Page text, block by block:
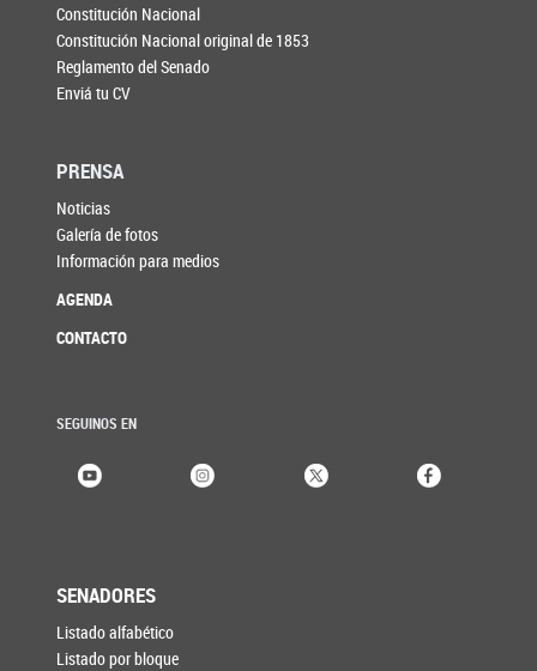
Constitución Nacional
Constitución Nacional original de 1853
Reglamento del Senado
Enviá tu CV
PRENSA
Noticias
Galería de fotos
Información para medios
AGENDA
CONTACTO
SEGUINOS EN
SENADORES
Listado alfabético
Listado por bloque